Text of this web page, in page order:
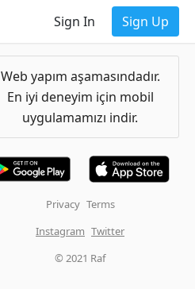
Sign In Sign Up
Web yapım aşamasındadır.
En iyi deneyim için mobil
uygulamamızı indir.
Privacy Terms
Instagram Twitter
© 2021 Raf